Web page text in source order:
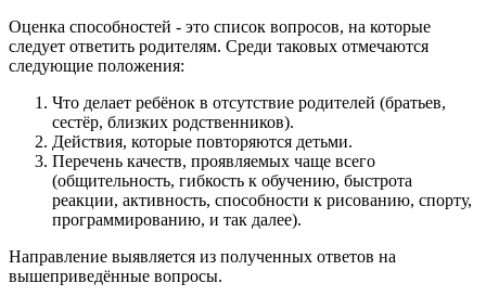
Оценка способностей - это список вопросов, на которые
следует ответить родителям. Среди таковых отмечаются
следующие положения:
Что делает ребёнок в отсутствие родителей (братьев,
сестёр, близких родственников).
Действия, которые повторяются детьми.
Перечень качеств, проявляемых чаще всего
(общительность, гибкость к обучению, быстрота
реакции, активность, способности к рисованию, спорту,
программированию, и так далее).
Направление выявляется из полученных ответов на
вышеприведённые вопросы.